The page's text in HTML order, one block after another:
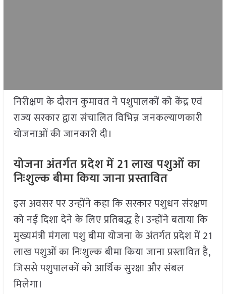
निरीक्षण के दौरान कुमावत ने पशुपालकों को केंद्र एवं
राज्य सरकार द्वारा संचालित विभिन्न जनकल्याणकारी
योजनाओं की जानकारी दी।
योजना अंतर्गत प्रदेश में 21 लाख पशुओं का
निःशुल्क बीमा किया जाना प्रस्तावित
इस अवसर पर उन्होंने कहा कि सरकार पशुधन संरक्षण
को नई दिशा देने के लिए प्रतिबद्ध है। उन्होंने बताया कि
मुख्यमंत्री मंगला पशु बीमा योजना के अंतर्गत प्रदेश में 21
लाख पशुओं का निःशुल्क बीमा किया जाना प्रस्तावित है,
जिससे पशुपालकों को आर्थिक सुरक्षा और संबल
मिलेगा।